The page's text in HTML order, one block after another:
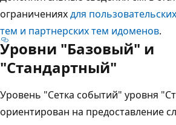
ограниченияхдля
тем и партнерских тем идоменов.
Уровни "Базовый" и
"Стандартный"
Уровень "Сетка событий" уровня
ориентирован на предоставление